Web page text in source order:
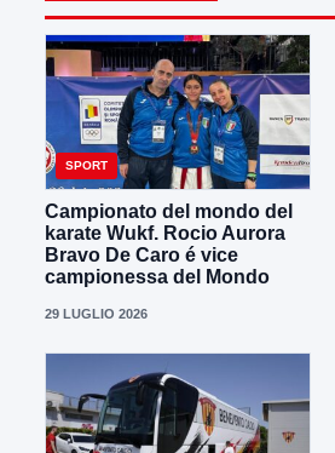
SPORT
Campionato del mondo del
karate Wukf. Rocio Aurora
Bravo De Caro é vice
campionessa del Mondo
29 LUGLIO 2026